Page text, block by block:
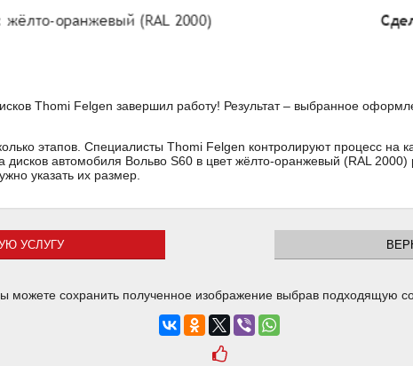
Thomi Felgen завершил работу! Результат – выбранное
этапов. Специалисты Thomi Felgen контролируют процесс на
дисков автомобиля Вольво S60 в цвет жёлто-оранжевый (RAL
указать их размер.
УСЛУГУ
можете сохранить полученное изображение выбрав подходящую